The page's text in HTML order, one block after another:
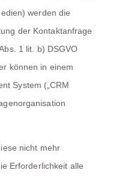
werden die
der Kontaktanfrage
1 lit. b) DSGVO
können in einem
System („CRM
nicht mehr
Erforderlichkeit alle